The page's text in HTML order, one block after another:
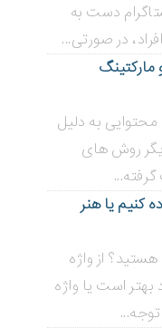
دست به
در صورتی...
مارکتینگ
محتوایی به دلیل
روش های
کنیم یا هنر
هستید؟ از واژه
بهتر است یا واژه
توجه...